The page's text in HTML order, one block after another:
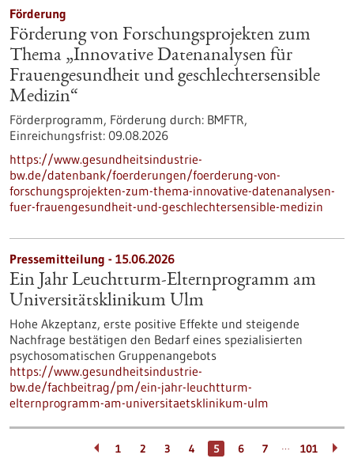
Förderung
Förderung von Forschungsprojekten zum
Thema „Innovative Datenanalysen für
Frauengesundheit und geschlechtersensible
Medizin“
Förderprogramm, Förderung durch: BMFTR,
Einreichungsfrist: 09.08.2026
https://www.gesundheitsindustrie-
bw.de/datenbank/foerderungen/foerderung-von-
forschungsprojekten-zum-thema-innovative-datenanalysen-
fuer-frauengesundheit-und-geschlechtersensible-medizin
Pressemitteilung - 15.06.2026
Ein Jahr Leuchtturm-​Elternprogramm am
Universitätsklinikum Ulm
Hohe Akzeptanz, erste positive Effekte und steigende
Nachfrage bestätigen den Bedarf eines spezialisierten
psychosomatischen Gruppenangebots
https://www.gesundheitsindustrie-
bw.de/fachbeitrag/pm/ein-jahr-leuchtturm-
elternprogramm-am-universitaetsklinikum-ulm
1 2 3 4 5 6 7 … 101